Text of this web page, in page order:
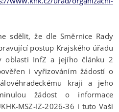
sdělit, že dle Směrnice Rady
postup Krajského úřadu
oblasti InfZ a jejího článku 2
i vyřizováním žádostí o
kraji a jeho
žádost o informace
MSZ-IZ-2026-36 i tuto Vaši